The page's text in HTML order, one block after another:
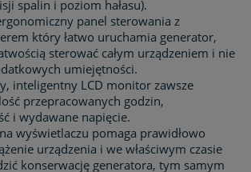
spalin i poziom hałasu).
panel sterowania z
który łatwo uruchamia generator,
sterować całym urządzeniem i nie
umiejętności.
inteligentny LCD monitor zawsze
przepracowanych godzin,
i wydawane napięcie.
wyświetlaczu pomaga prawidłowo
urządzenia i we właściwym czasie
konserwację generatora, tym samym